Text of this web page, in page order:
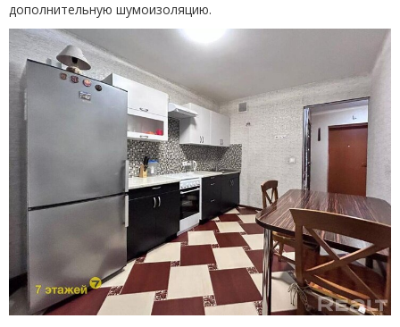
дополнительную шумоизоляцию.